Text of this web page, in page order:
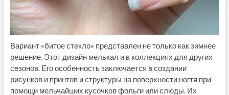
Вариант «битое стекло» представлен не только как зимнее
решение. Этот дизайн мелькал и в коллекциях для других
сезонов. Его особенность заключается в создании
рисунков и принтов и структуры на поверхности ногтя при
помощи мельчайших кусочков фольги или слюды. Их